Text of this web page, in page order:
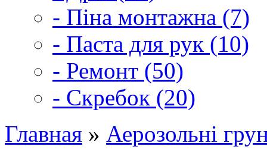
- Піна монтажна (7)
- Паста для рук (10)
- Ремонт (50)
- Скребок (20)
Главная » Аерозольні